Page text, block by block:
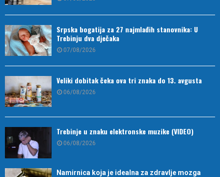
Srpska bogatija za 27 najmlađih stanovnika: U
Trebinju dva dječaka
07/08/2026
Veliki dobitak čeka ova tri znaka do 13. avgusta
06/08/2026
Trebinje u znaku elektronske muzike (VIDEO)
06/08/2026
Namirnica koja je idealna za zdravlje mozga